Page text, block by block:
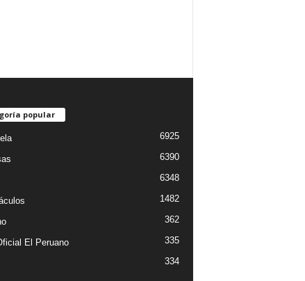
popular
6925
6390
6348
1482
362
El Peruano 335
334